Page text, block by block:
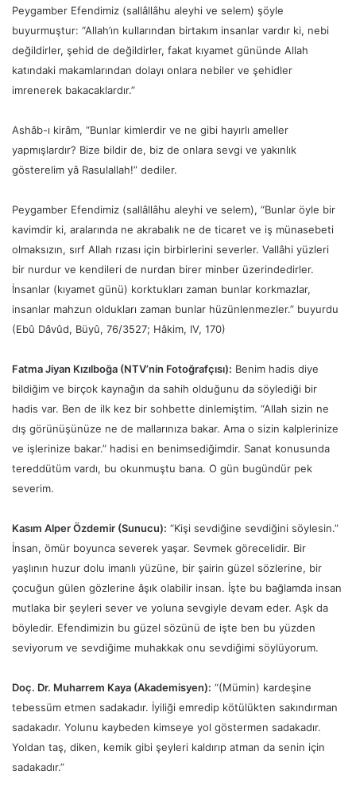
Peygamber Efendimiz (sallâllâhu aleyhi ve selem) şöyle
buyurmuştur: “Allah’ın kullarından birtakım insanlar vardır ki, nebi
değildirler, şehid de değildirler, fakat kıyamet gününde Allah
katındaki makamlarından dolayı onlara nebiler ve şehidler
imrenerek bakacaklardır.”
Ashâb-ı kirâm, “Bunlar kimlerdir ve ne gibi hayırlı ameller
yapmışlardır? Bize bildir de, biz de onlara sevgi ve yakınlık
gösterelim yâ Rasulallah!” dediler.
Peygamber Efendimiz (sallâllâhu aleyhi ve selem), “Bunlar öyle bir
kavimdir ki, aralarında ne akrabalık ne de ticaret ve iş münasebeti
olmaksızın, sırf Allah rızası için birbirlerini severler. Vallâhi yüzleri
bir nurdur ve kendileri de nurdan birer minber üzerindedirler.
İnsanlar (kıyamet günü) korktukları zaman bunlar korkmazlar,
insanlar mahzun oldukları zaman bunlar hüzünlenmezler.” buyurdu
(Ebû Dâvûd, Büyû, 76/3527; Hâkim, IV, 170)
Fatma Jiyan Kızılboğa (NTV’nin Fotoğrafçısı): Benim hadis diye
bildiğim ve birçok kaynağın da sahih olduğunu da söylediği bir
hadis var. Ben de ilk kez bir sohbette dinlemiştim. “Allah sizin ne
dış görünüşünüze ne de mallarınıza bakar. Ama o sizin kalplerinize
ve işlerinize bakar.” hadisi en benimsediğimdir. Sanat konusunda
tereddütüm vardı, bu okunmuştu bana. O gün bugündür pek
severim.
Kasım Alper Özdemir (Sunucu): “Kişi sevdiğine sevdiğini söylesin.”
İnsan, ömür boyunca severek yaşar. Sevmek görecelidir. Bir
yaşlının huzur dolu imanlı yüzüne, bir şairin güzel sözlerine, bir
çocuğun gülen gözlerine âşık olabilir insan. İşte bu bağlamda insan
mutlaka bir şeyleri sever ve yoluna sevgiyle devam eder. Aşk da
böyledir. Efendimizin bu güzel sözünü de işte ben bu yüzden
seviyorum ve sevdiğime muhakkak onu sevdiğimi söylüyorum.
Doç. Dr. Muharrem Kaya (Akademisyen): “(Mümin) kardeşine
tebessüm etmen sadakadır. İyiliği emredip kötülükten sakındırman
sadakadır. Yolunu kaybeden kimseye yol göstermen sadakadır.
Yoldan taş, diken, kemik gibi şeyleri kaldırıp atman da senin için
sadakadır.”